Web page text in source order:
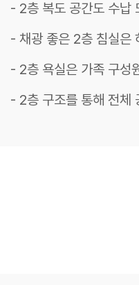
- 2층 복도 공간도 수납
- 채광 좋은 2층 침실은
- 2층 욕실은 가족 구성
- 2층 구조를 통해 전체